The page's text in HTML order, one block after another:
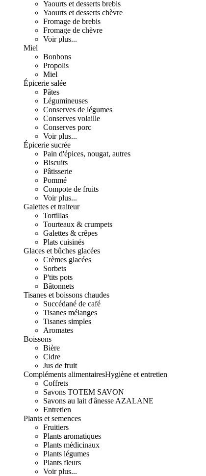
Yaourts et desserts brebis
Yaourts et desserts chèvre
Fromage de brebis
Fromage de chèvre
Voir plus...
Miel
Bonbons
Propolis
Miel
Épicerie salée
Pâtes
Légumineuses
Conserves de légumes
Conserves volaille
Conserves porc
Voir plus...
Épicerie sucrée
Pain d'épices, nougat, autres
Biscuits
Pâtisserie
Pommé
Compote de fruits
Voir plus...
Galettes et traiteur
Tortillas
Tourteaux & crumpets
Galettes & crêpes
Plats cuisinés
Glaces et bûches glacées
Crèmes glacées
Sorbets
P'tits pots
Bâtonnets
Tisanes et boissons chaudes
Succédané de café
Tisanes mélanges
Tisanes simples
Aromates
Boissons
Bière
Cidre
Jus de fruit
Compléments alimentairesHygiène et entretien
Coffrets
Savons TOTEM SAVON
Savons au lait d'ânesse AZALANE
Entretien
Plants et semences
Fruitiers
Plants aromatiques
Plants médicinaux
Plants légumes
Plants fleurs
Voir plus...